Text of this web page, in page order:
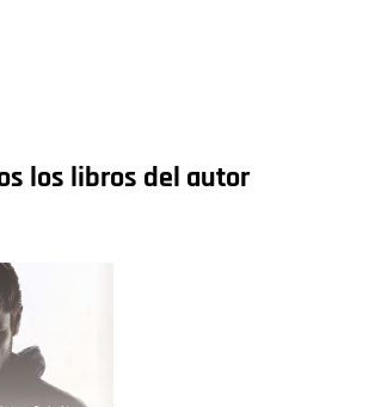
los libros del autor